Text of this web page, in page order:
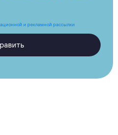
и рекламной рассылки